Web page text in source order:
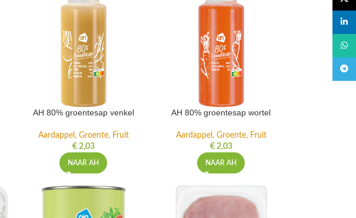
AH 80% groentesap venkel
Aardappel, Groente, Fruit
€2,03
NAAR AH
AH 80% groentesap wortel
Aardappel, Groente, Fruit
€2,03
NAAR AH